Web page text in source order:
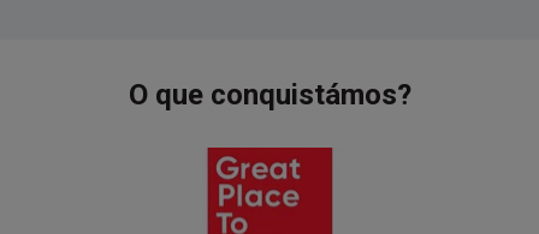
O que conquistámos?